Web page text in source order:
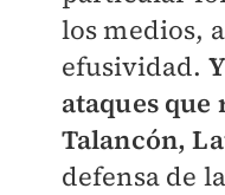
los medios,
efusividad.
ataques
Talancón,
defensa de